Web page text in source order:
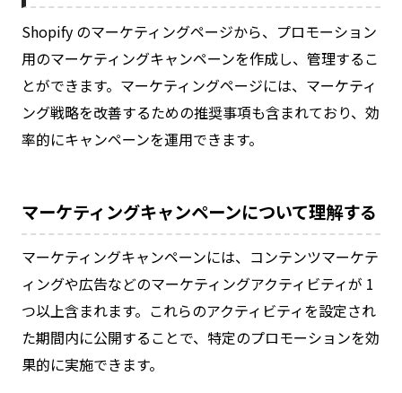
Shopify のマーケティングページから、プロモーション
用のマーケティングキャンペーンを作成し、管理するこ
とができます。マーケティングページには、マーケティ
ング戦略を改善するための推奨事項も含まれており、効
率的にキャンペーンを運用できます。
マーケティングキャンペーンについて理解する
マーケティングキャンペーンには、コンテンツマーケテ
ィングや広告などのマーケティングアクティビティが 1
つ以上含まれます。これらのアクティビティを設定され
た期間内に公開することで、特定のプロモーションを効
果的に実施できます。